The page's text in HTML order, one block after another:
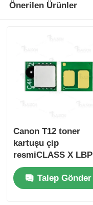
Pantum Çip
Önerilen Ürünler
Canon T12 toner
kartuşu çip
resmiCLASS X LBP
1333C/MF1333C
Talep Gönder